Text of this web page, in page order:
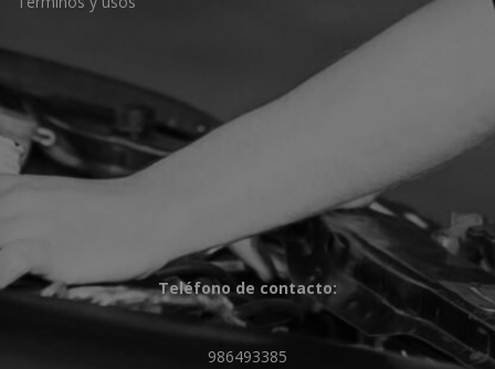
Teléfono de contacto:
986493385